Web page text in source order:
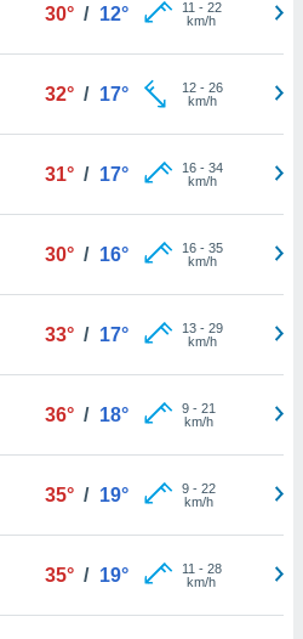
30° / 12° 11 - 22
km/h
32° / 17° 12- 26
km/h
31° / 17° 16- 34
km/h
30° / 16° 16- 35
km/h
33° / 17° 13- 29
km/h
36° / 18° 9- 21
km/h
35° / 19° 9- 22
km/h
35° / 19° 11 - 28
km/h